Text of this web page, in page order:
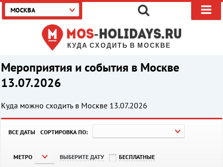
КУДА СХОДИТЬ В МОСКВЕ
МОСКВА
Мероприятия и события в Москве
13.07.2026
Куда можно сходить в Москве 13.07.2026
ВСЕ ДАТЫ СОРТИРОВКА ПО:
МЕТРО ВЫБЕРИТЕ ДАТУ БЕСПЛАТНЫЕ